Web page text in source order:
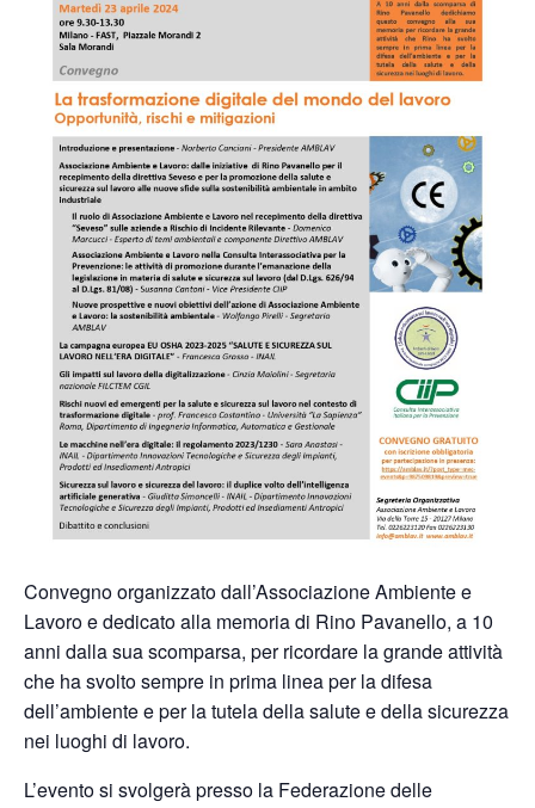
Convegno organizzato dall’Associazione Ambiente e
Lavoro e dedicato alla memoria di Rino Pavanello, a 10
anni dalla sua scomparsa, per ricordare la grande attività
che ha svolto sempre in prima linea per la difesa
dell’ambiente e per la tutela della salute e della sicurezza
nei luoghi di lavoro.
L’evento si svolgerà presso la Federazione delle